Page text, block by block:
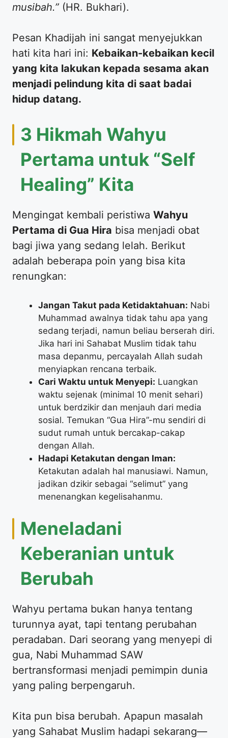
musibah.” (HR. Bukhari).
​Pesan Khadijah ini sangat menyejukkan
hati kita hari ini: Kebaikan-kebaikan kecil
yang kita lakukan kepada sesama akan
menjadi pelindung kita di saat badai
hidup datang.
​3 Hikmah Wahyu
Pertama untuk “Self
Healing” Kita
​Mengingat kembali peristiwa Wahyu
Pertama di Gua Hira bisa menjadi obat
bagi jiwa yang sedang lelah. Berikut
adalah beberapa poin yang bisa kita
renungkan:
Jangan Takut pada Ketidaktahuan: Nabi
Muhammad awalnya tidak tahu apa yang
sedang terjadi, namun beliau berserah diri.
Jika hari ini Sahabat Muslim tidak tahu
masa depanmu, percayalah Allah sudah
menyiapkan rencana terbaik.
Cari Waktu untuk Menyepi: Luangkan
waktu sejenak (minimal 10 menit sehari)
untuk berdzikir dan menjauh dari media
sosial. Temukan “Gua Hira”-mu sendiri di
sudut rumah untuk bercakap-cakap
dengan Allah.
Hadapi Ketakutan dengan Iman:
Ketakutan adalah hal manusiawi. Namun,
jadikan dzikir sebagai “selimut” yang
menenangkan kegelisahanmu.
​Meneladani
Keberanian untuk
Berubah
​Wahyu pertama bukan hanya tentang
turunnya ayat, tapi tentang perubahan
peradaban. Dari seorang yang menyepi di
gua, Nabi Muhammad SAW
bertransformasi menjadi pemimpin dunia
yang paling berpengaruh.
​Kita pun bisa berubah. Apapun masalah
yang Sahabat Muslim hadapi sekarang—